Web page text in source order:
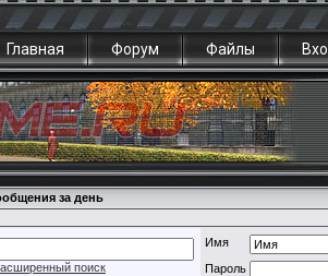
Главная Форум Файлы
за день
поиск
Имя
Пароль